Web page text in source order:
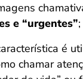
e “urgentes”;
é
chamar